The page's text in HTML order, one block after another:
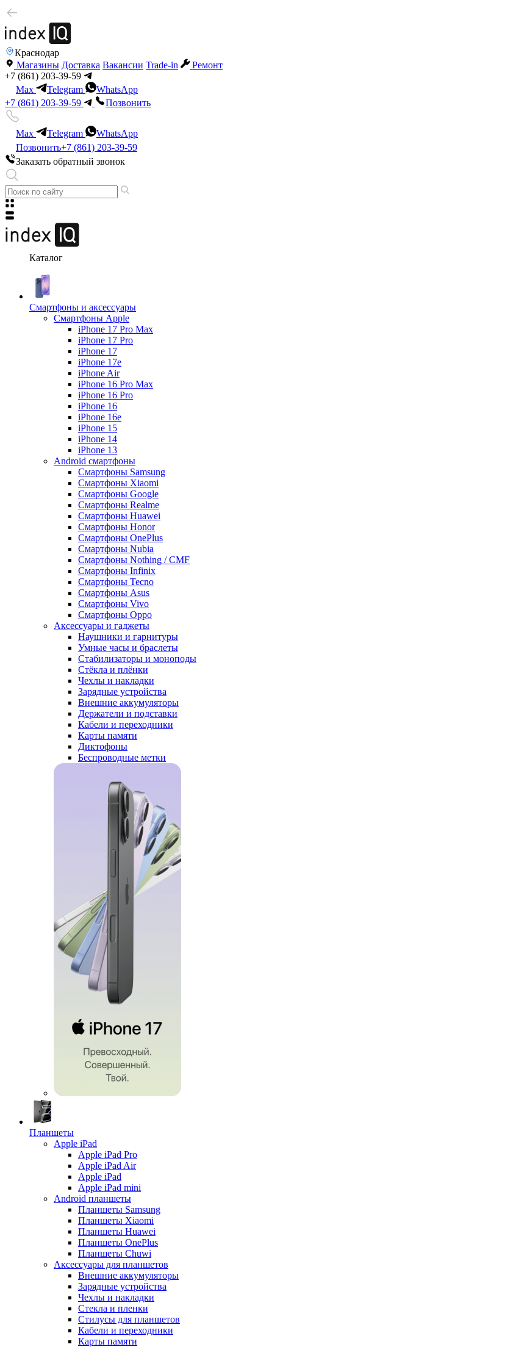
Краснодар
Магазины Доставка Вакансии Trade-in
Ремонт
+7 (861) 203-39-59
Max
Telegram
WhatsApp
+7 (861) 203-39-59
Позвонить
Max Telegram
WhatsApp
Позвонить+7 (861) 203-39-59
Заказать обратный звонок
Каталог
Смартфоны и аксессуары
Смартфоны Apple
iPhone 17 Pro Max
iPhone 17 Pro
iPhone 17
iPhone 17e
iPhone Air
iPhone 16 Pro Max
iPhone 16 Pro
iPhone 16
iPhone 16e
iPhone 15
iPhone 14
iPhone 13
Android cмартфоны
Смартфоны Samsung
Смартфоны Xiaomi
Смартфоны Google
Смартфоны Realme
Смартфоны Huawei
Смартфоны Honor
Смартфоны OnePlus
Смартфоны Nubia
Смартфоны Nothing / CMF
Смартфоны Infinix
Смартфоны Tecno
Смартфоны Asus
Смартфоны Vivo
Смартфоны Oppo
Аксессуары и гаджеты
Наушники и гарнитуры
Умные часы и браслеты
Стабилизаторы и моноподы
Стёкла и плёнки
Чехлы и накладки
Зарядные устройства
Внешние аккумуляторы
Держатели и подставки
Кабели и переходники
Карты памяти
Диктофоны
Беспроводные метки
Планшеты
Apple iPad
Apple iPad Pro
Apple iPad Air
Apple iPad
Apple iPad mini
Android планшеты
Планшеты Samsung
Планшеты Xiaomi
Планшеты Huawei
Планшеты OnePlus
Планшеты Chuwi
Аксессуары для планшетов
Внешние аккумуляторы
Зарядные устройства
Чехлы и накладки
Стекла и пленки
Стилусы для планшетов
Кабели и переходники
Карты памяти